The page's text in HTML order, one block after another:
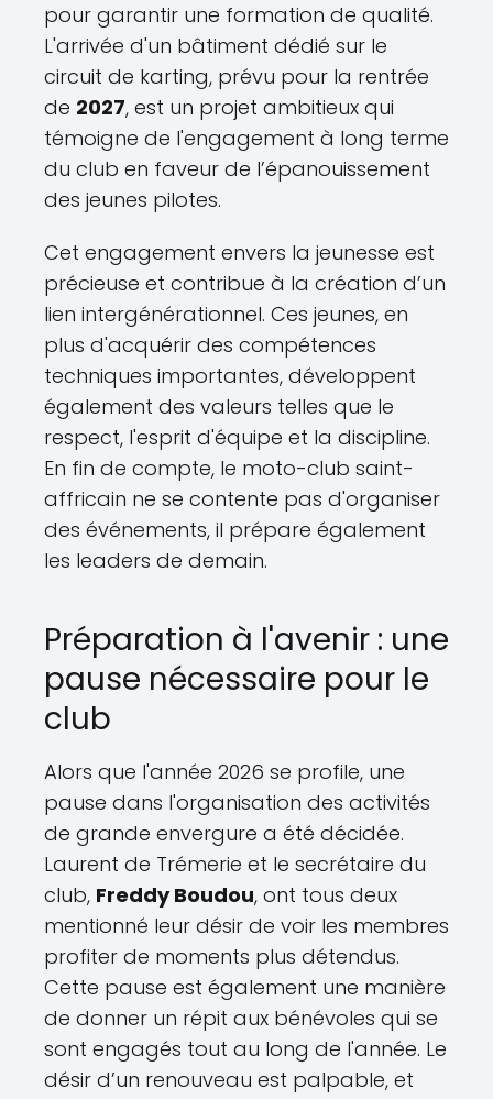
pour garantir une formation de qualité.
L'arrivée d'un bâtiment dédié sur le
circuit de karting, prévu pour la rentrée
de 2027, est un projet ambitieux qui
témoigne de l'engagement à long terme
du club en faveur de l’épanouissement
des jeunes pilotes.
Cet engagement envers la jeunesse est
précieuse et contribue à la création d’un
lien intergénérationnel. Ces jeunes, en
plus d'acquérir des compétences
techniques importantes, développent
également des valeurs telles que le
respect, l'esprit d'équipe et la discipline.
En fin de compte, le moto-club saint-
affricain ne se contente pas d'organiser
des événements, il prépare également
les leaders de demain.
Préparation à l'avenir : une
pause nécessaire pour le
club
Alors que l'année 2026 se profile, une
pause dans l'organisation des activités
de grande envergure a été décidée.
Laurent de Trémerie et le secrétaire du
club, Freddy Boudou, ont tous deux
mentionné leur désir de voir les membres
profiter de moments plus détendus.
Cette pause est également une manière
de donner un répit aux bénévoles qui se
sont engagés tout au long de l'année. Le
désir d’un renouveau est palpable, et